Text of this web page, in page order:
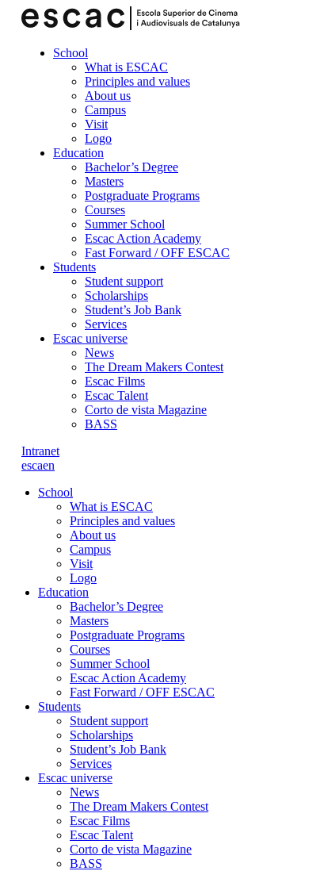
School
What is ESCAC
Principles and values
About us
Campus
Visit
Logo
Education
Bachelor’s Degree
Masters
Postgraduate Programs
Courses
Summer School
Escac Action Academy
Fast Forward / OFF ESCAC
Students
Student support
Scholarships
Student’s Job Bank
Services
Escac universe
News
The Dream Makers Contest
Escac Films
Escac Talent
Corto de vista Magazine
BASS
Intranet
escaen
School
What is ESCAC
Principles and values
About us
Campus
Visit
Logo
Education
Bachelor’s Degree
Masters
Postgraduate Programs
Courses
Summer School
Escac Action Academy
Fast Forward / OFF ESCAC
Students
Student support
Scholarships
Student’s Job Bank
Services
Escac universe
News
The Dream Makers Contest
Escac Films
Escac Talent
Corto de vista Magazine
BASS